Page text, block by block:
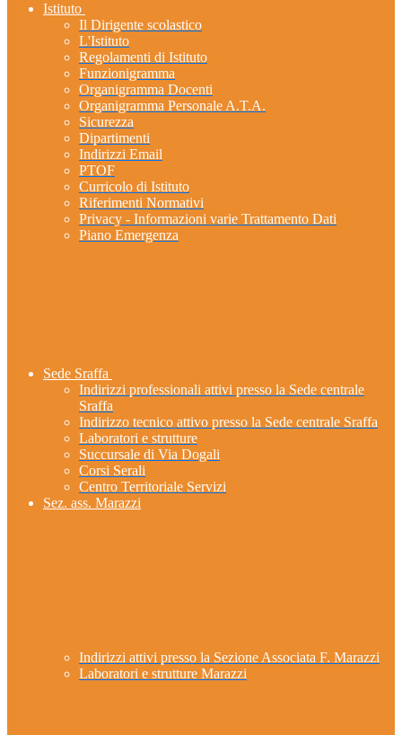
Istituto
Il Dirigente scolastico
L'Istituto
Regolamenti di Istituto
Funzionigramma
Organigramma Docenti
Organigramma Personale A.T.A.
Sicurezza
Dipartimenti
Indirizzi Email
PTOF
Curricolo di Istituto
Riferimenti Normativi
Privacy - Informazioni varie Trattamento Dati
Piano Emergenza
Sede Sraffa
Indirizzi professionali attivi presso la Sede centrale
Sraffa
Indirizzo tecnico attivo presso la Sede centrale Sraffa
Laboratori e strutture
Succursale di Via Dogali
Corsi Serali
Centro Territoriale Servizi
Sez. ass. Marazzi
Indirizzi attivi presso la Sezione Associata F. Marazzi
Laboratori e strutture Marazzi